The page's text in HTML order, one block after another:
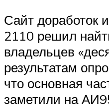
Сайт доработок
2110 решил
владельцев
результатам
что основная
заметили на